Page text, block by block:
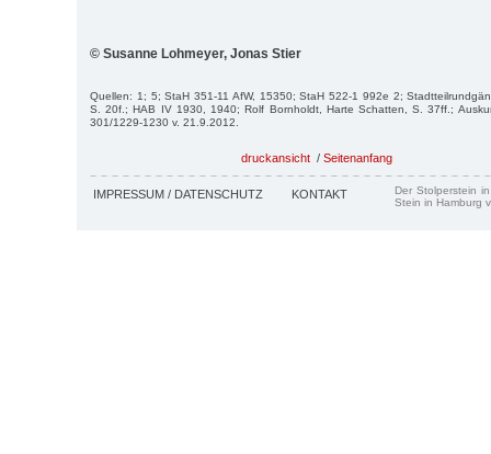
© Susanne Lohmeyer, Jonas Stier
Quellen: 1; 5; StaH 351-11 AfW, 15350; StaH 522-1 992e 2;
S. 20f.; HAB IV 1930, 1940; Rolf Bornholdt, Harte Schatten, S. 37ff.;
301/1229-1230 v. 21.9.2012.
druckansicht / Seitenanfang
IMPRESSUM / DATENSCHUTZ KONTAKT
Der Stolperstein
Stein in Hamburg